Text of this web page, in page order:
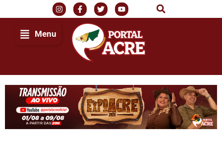
Menu